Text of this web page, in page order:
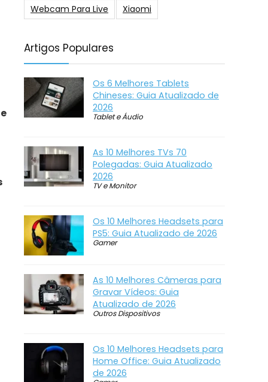
Webcam Para Live
Xiaomi
Artigos Populares
Os 6 Melhores Tablets
Chineses: Guia Atualizado de
2026
Tablet e Áudio
As 10 Melhores TVs 70
Polegadas: Guia Atualizado
2026
TV e Monitor
Os 10 Melhores Headsets para
PS5: Guia Atualizado de 2026
Gamer
As 10 Melhores Câmeras para
Gravar Vídeos: Guia
Atualizado de 2026
Outros Dispositivos
Os 10 Melhores Headsets para
Home Office: Guia Atualizado
de 2026